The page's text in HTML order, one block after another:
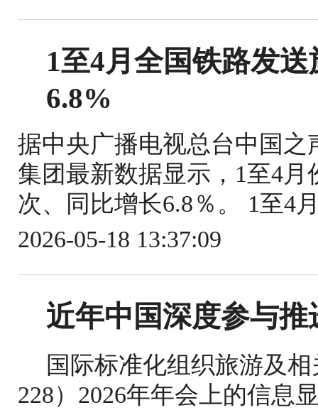
1至4月全国铁路发
6.8%
据中央广播电视总台中国
集团最新数据显示，1至4月
次、同比增长6.8％。 1至4
2026-05-18 13:37:09
近年中国深度参与
国际标准化组织旅游及
228）2026年年会上的信息